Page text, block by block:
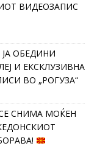
ВИДЕОЗАПИС
ОБЕДИНИ
И ЕКСКЛУЗИВНА
ВО „РОГУЗА“
СНИМА МОЌЕН